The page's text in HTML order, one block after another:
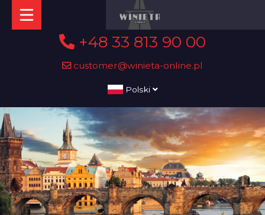
+48 33 813 90 00
customer@winieta-online.pl
Polski